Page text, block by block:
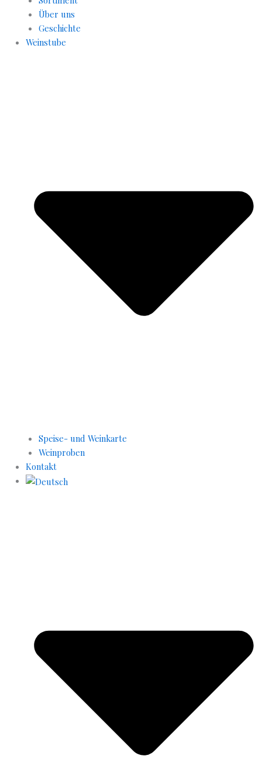
Über uns
Geschichte
Weinstube
Speise- und Weinkarte
Weinproben
Kontakt